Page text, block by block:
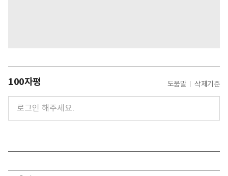
100자평 도움말 삭제기준